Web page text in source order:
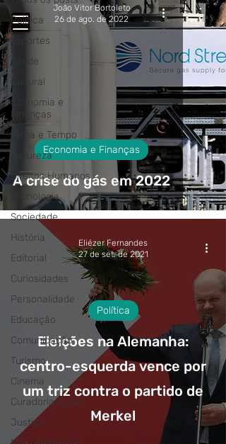
Política
Esportes
Saúde
Cultural
Economia e
Finanças
Clima e Tempo
Natureza
Direitos Humanos
Tecnologia
Sociedade
História
Editorial
Curiosidades
Personalidade
Educação
Comunicação
Turismo
Cinema
Curadoria Águia
Justiça
A crise do gás em 2022
Economia e Finanças
João Vitor Bortoleto
26 de ago. de 2022
Eleições na Alemanha:
centro-esquerda vence por
um triz contra o partido de
Merkel
Política
Eliézer Fernandes
27 de set. de 2021